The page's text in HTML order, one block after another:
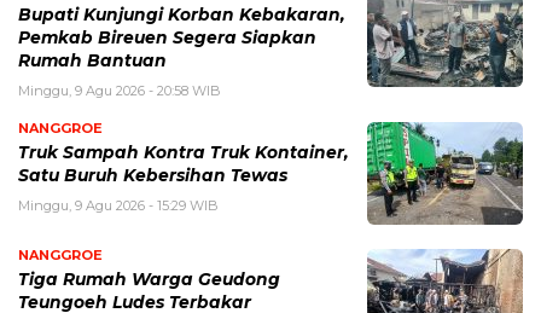
Bupati Kunjungi Korban Kebakaran,
Pemkab Bireuen Segera Siapkan
Rumah Bantuan
Minggu, 9 Agu 2026 - 20:58 WIB
NANGGROE
Truk Sampah Kontra Truk Kontainer,
Satu Buruh Kebersihan Tewas
Minggu, 9 Agu 2026 - 15:29 WIB
NANGGROE
Tiga Rumah Warga Geudong
Teungoeh Ludes Terbakar